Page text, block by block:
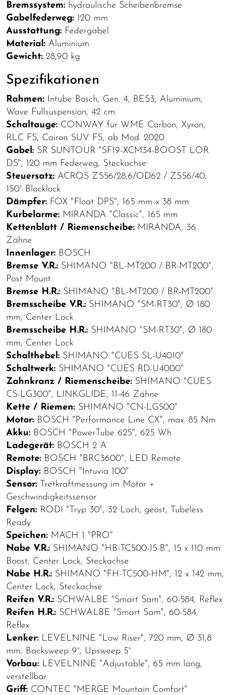
Bremssystem: hydraulische Scheibenbremse
Gabelfederweg: 120 mm
Ausstattung: Federgabel
Material: Aluminium
Gewicht: 28,90 kg
Spezifikationen
Rahmen: Intube Bosch, Gen. 4, BES3, Aluminium,
Wave Fullsuspension, 42 cm
Schaltauge: CONWAY für WME Carbon, Xyron,
RLC FS, Cairon SUV FS, ab Mod. 2020
Gabel: SR SUNTOUR "SF19-XCM34-BOOST LOR
DS", 120 mm Federweg, Steckachse
Steuersatz: ACROS ZS56/28,6/OD62 / ZS56/40,
150° Blocklock
Dämpfer: FOX "Float DPS", 165 mm x 38 mm
Kurbelarme: MIRANDA "Classic", 165 mm
Kettenblatt / Riemenscheibe: MIRANDA, 36
Zähne
Innenlager: BOSCH
Bremse V.R.: SHIMANO "BL-MT200 / BR-MT200",
Post Mount
Bremse H.R.: SHIMANO "BL-MT200 / BR-MT200"
Bremsscheibe V.R.: SHIMANO "SM-RT30", Ø 180
mm, Center Lock
Bremsscheibe H.R.: SHIMANO "SM-RT30", Ø 180
mm, Center Lock
Schalthebel: SHIMANO "CUES SL-U4010"
Schaltwerk: SHIMANO "CUES RD-U4000"
Zahnkranz / Riemenscheibe: SHIMANO "CUES
CS-LG300", LINKGLIDE, 11-46 Zähne
Kette / Riemen: SHIMANO "CN-LG500"
Motor: BOSCH "Performance Line CX", max. 85 Nm
Akku: BOSCH "PowerTube 625", 625 Wh
Ladegerät: BOSCH 2 A
Remote: BOSCH "BRC3600", LED Remote
Display: BOSCH "Intuvia 100"
Sensor: Tretkraftmessung im Motor +
Geschwindigkeitssensor
Felgen: RODI "Tryp 30", 32 Loch, geöst, Tubeless
Ready
Speichen: MACH 1 "PRO"
Nabe V.R.: SHIMANO "HB-TC500-15-B", 15 x 110 mm
Boost, Center Lock, Steckachse
Nabe H.R.: SHIMANO "FH-TC500-HM", 12 x 142 mm,
Center Lock, Steckachse
Reifen V.R.: SCHWALBE "Smart Sam", 60-584, Reflex
Reifen H.R.: SCHWALBE "Smart Sam", 60-584,
Reflex
Lenker: LEVELNINE "Low Riser", 720 mm, Ø 31,8
mm, Backsweep 9°, Upsweep 5°
Vorbau: LEVELNINE "Adjustable", 65 mm lang,
verstellbar
Griff: CONTEC "MERGE Mountain Comfort"